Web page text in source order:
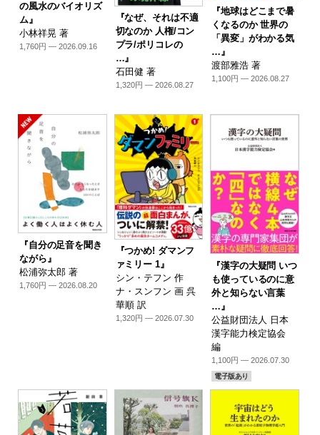
の風水のバイオリズ
ム』
小林祥晃 著
1,760円 — 2026.09.16
『なぜ、それは不適
切なのか 人権/コン
プラ/ポリコレの
…』
石田健 著
1,320円 — 2026.08.27
『地球はどこまで暑
くなるのか 世界の
「異変」がわかる気
…』
渡部雅浩 著
1,100円 — 2026.08.27
『自分の足音を聞き
ながら』
松浦弥太郎 著
1,760円 — 2026.08.20
『つかめ! ダマンフ
ァミリー 1』
シン・テフン 作
ナ・スンフン 画 呉
華順 訳
1,320円 — 2026.07.30
『漢字の大疑問 いつ
も使っているのに意
外と知らない言葉
…』
公益財団法人 日本
漢字能力検定協会
編
1,100円 — 2026.07.30
電子版あり